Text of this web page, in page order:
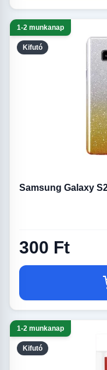
Kifutó
1-2 munkanap
Samsung Galaxy
300 Ft
Kifutó
1-2 munkanap